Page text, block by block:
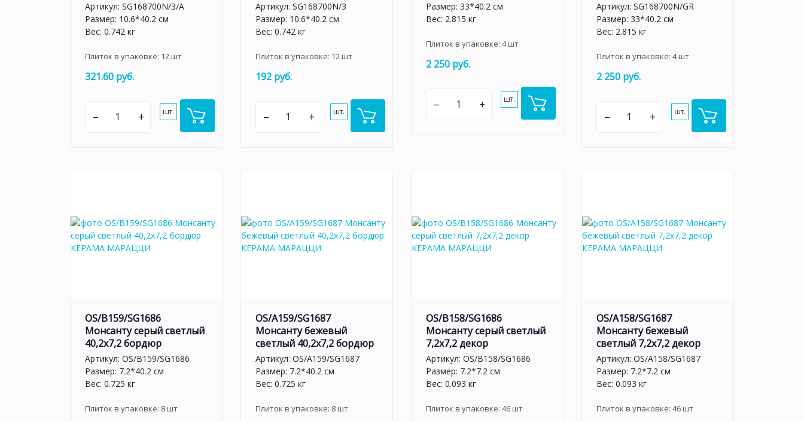
Артикул: SG168700N/3/A
Размер: 10.6*40.2 см
Вес: 0.742 кг
Плиток в упаковке: 12шт
321.60 руб.
– + шт.
Артикул: SG168700N/3
Размер: 10.6*40.2 см
Вес: 0.742 кг
Плиток в упаковке: 12шт
192 руб.
– + шт.
Размер: 33*40.2 см
Вес: 2.815 кг
Плиток в упаковке: 4шт
2 250 руб.
– + шт.
Артикул: SG168700N/GR
Размер: 33*40.2 см
Вес: 2.815 кг
Плиток в упаковке: 4шт
2 250 руб.
– + шт.
OS/B159/SG1686
Монсанту серый светлый
40,2х7,2 бордюр
Артикул: OS/B159/SG1686
Размер: 7.2*40.2 см
Вес: 0.725 кг
Плиток в упаковке: 8шт
OS/A159/SG1687
Монсанту бежевый
светлый 40,2х7,2 бордюр
Артикул: OS/A159/SG1687
Размер: 7.2*40.2 см
Вес: 0.725 кг
Плиток в упаковке: 8шт
OS/B158/SG1686
Монсанту серый светлый
7,2х7,2 декор
Артикул: OS/B158/SG1686
Размер: 7.2*7.2 см
Вес: 0.093 кг
Плиток в упаковке: 46шт
OS/A158/SG1687
Монсанту бежевый
светлый 7,2х7,2 декор
Артикул: OS/A158/SG1687
Размер: 7.2*7.2 см
Вес: 0.093 кг
Плиток в упаковке: 46шт